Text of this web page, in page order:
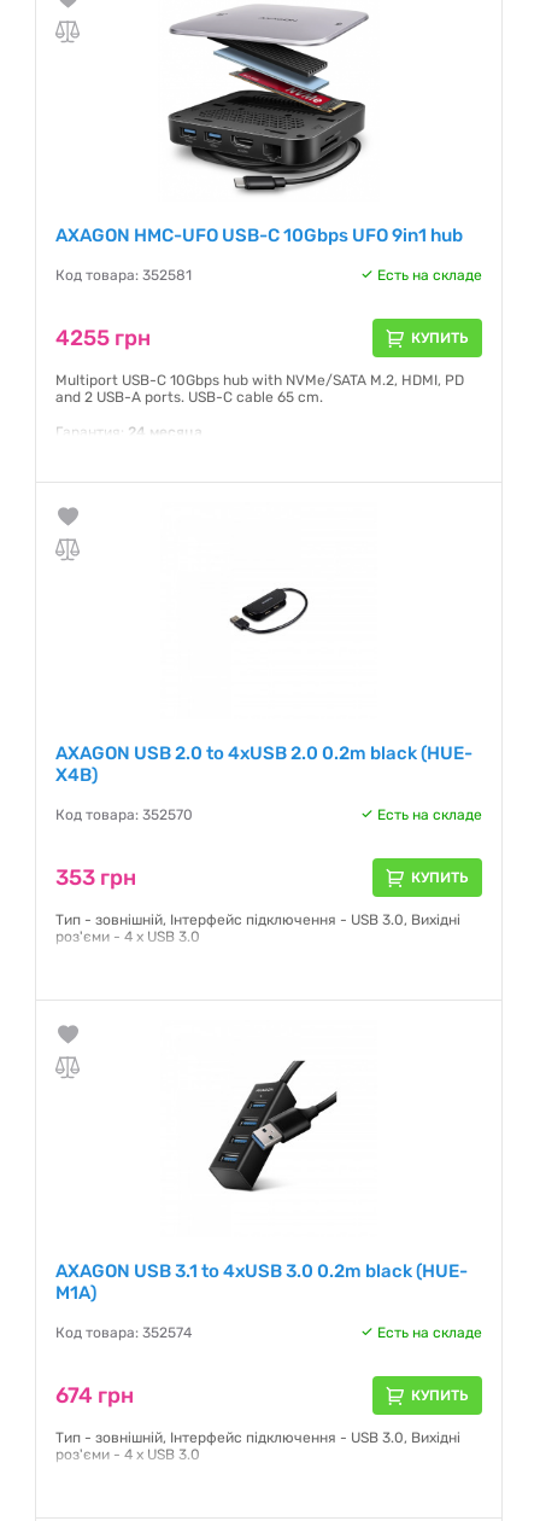
AXAGON HMC-UFO USB-C 10Gbps UFO 9in1 hub
Код товара: 352581 Есть на складе
4255 грн КУПИТЬ
Multiport USB-C 10Gbps hub with NVMe/SATA M.2, HDMI, PD
and 2 USB-A ports. USB-C cable 65 cm.
Гарантия: 24 месяца
AXAGON USB 2.0 to 4xUSB 2.0 0.2m black (HUE-
X4B)
Код товара: 352570 Есть на складе
353 грн КУПИТЬ
Тип - зовнішній, Інтерфейс підключення - USB 3.0, Вихідні
роз'єми - 4 x USB 3.0
AXAGON USB 3.1 to 4xUSB 3.0 0.2m black (HUE-
M1A)
Код товара: 352574 Есть на складе
674 грн КУПИТЬ
Тип - зовнішній, Інтерфейс підключення - USB 3.0, Вихідні
роз'єми - 4 x USB 3.0